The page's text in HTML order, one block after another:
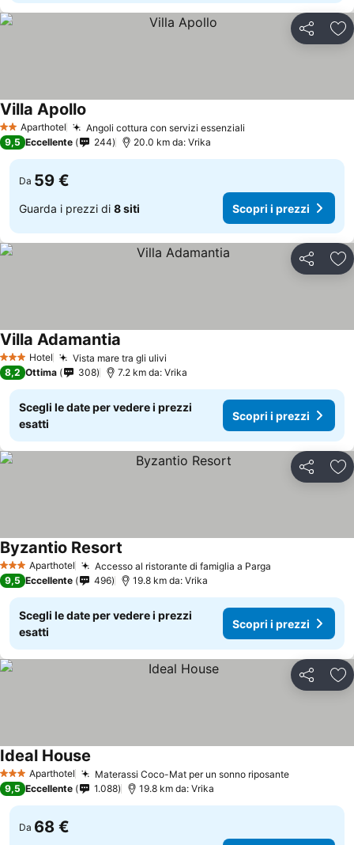
Condividi
2 StelleAparthotel Angoli cottura con servizi essenziali
Villa Apollo
9,5 Eccellente 244 20.0 km da: Vrika
Da 59 €
Guarda i prezzi di 8 siti Scopri i prezzi
Condividi
3 StelleHotel Vista mare tra gli ulivi
Villa Adamantia
8,2 Ottima 308 7.2 km da: Vrika
Scegli le date per vedere i prezzi
esatti
Scopri i prezzi
Condividi
3 StelleAparthotel Accesso al ristorante di famiglia a Parga
Byzantio Resort
9,5 Eccellente 496 19.8 km da: Vrika
Scegli le date per vedere i prezzi
esatti
Scopri i prezzi
Condividi
3 StelleAparthotel Materassi Coco-Mat per un sonno riposante
Ideal House
9,5 Eccellente 1.088 19.8 km da: Vrika
Da 68 €